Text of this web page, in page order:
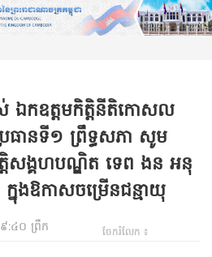
ឯកឧត្តមកិត្តិនីតិកោសល
ានទី១ ព្រឹទ្ធសភា សូម
តិសង្គហបណ្ឌិត ទេព ងន អនុ
នុងឱកាសចម្រើនជន្មាយុ
:៤០ ព្រឹក ចែករំលែក ៖